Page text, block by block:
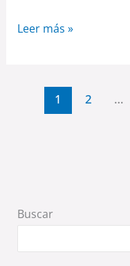
Leer más »
1 2 …
Buscar